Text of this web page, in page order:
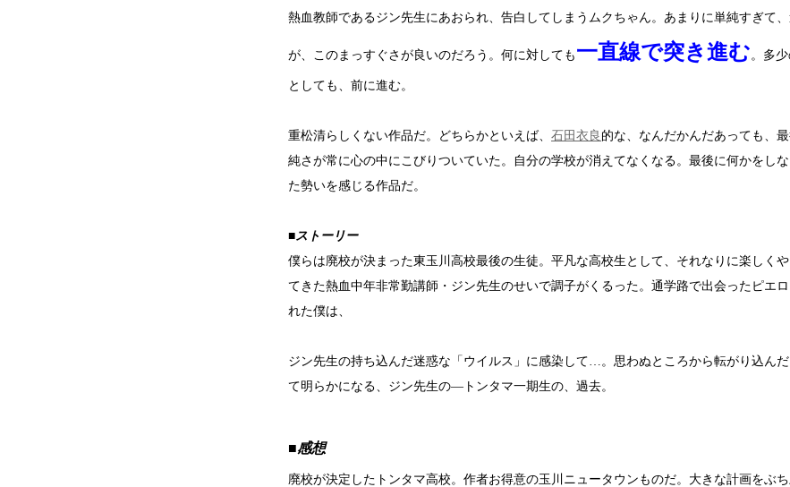
熱血教師であるジン先生にあおられ、告白してしまうムクちゃん。あまりに単純すぎて
が、このまっすぐさが良いのだろう。何に対しても 一直線で突き進む。多
としても、前に進む。
重松清らしくない作品だ。どちらかといえば、 石田衣良 的な、なんだかんだあっても、
純さが常に心の中にこびりついていた。自分の学校が消えてなくなる。最後に何かをし
た勢いを感じる作品だ。
■ストーリー
僕らは廃校が決まった東玉川高校最後の生徒。平凡な高校生として、それなりに楽しく
てきた熱血中年非常勤講師・ジン先生のせいで調子がくるった。通学路で出会ったピエ
れた僕は、
ジン先生の持ち込んだ迷惑な「ウイルス」に感染して…。思わぬところから転がり込ん
て明らかになる、ジン先生の―トンタマ一期生の、過去。
■感想
廃校が決定したトンタマ高校。作者お得意の玉川ニュータウンものだ。大きな計画をぶ